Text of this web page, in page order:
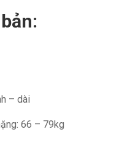
– dài
66 – 79kg